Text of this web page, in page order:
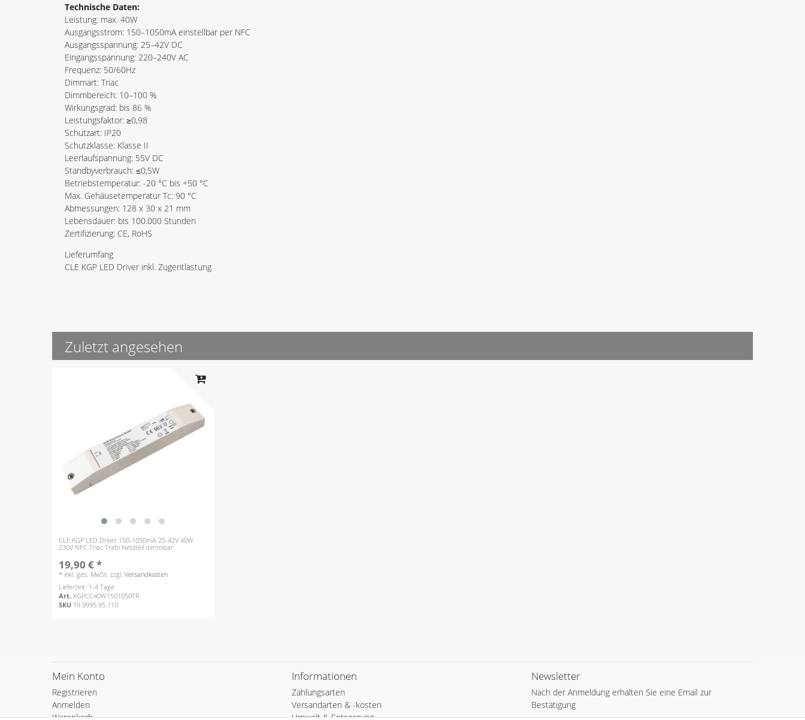
Technische Daten:
Leistung: max. 40W
Ausgangsstrom: 150–1050mA einstellbar per NFC
Ausgangsspannung: 25–42V DC
Eingangsspannung: 220–240V AC
Frequenz: 50/60Hz
Dimmart: Triac
Dimmbereich: 10–100 %
Wirkungsgrad: bis 86 %
Leistungsfaktor: ≥0,98
Schutzart: IP20
Schutzklasse: Klasse II
Leerlaufspannung: 55V DC
Standbyverbrauch: ≤0,5W
Betriebstemperatur: -20 °C bis +50 °C
Max. Gehäusetemperatur Tc: 90 °C
Abmessungen: 128 x 30 x 21 mm
Lebensdauer: bis 100.000 Stunden
Zertifizierung: CE, RoHS
Lieferumfang
CLE KGP LED Driver inkl. Zugentlastung
Zuletzt angesehen
CLE KGP LED Driver 150-1050mA 25-42V 40W
230V NFC Triac Trafo Netzteil dimmbar
19,90 € *
* inkl. ges. MwSt. zzgl.Versandkosten
Lieferzeit: 1-4 Tage
Art. KGPCC40W1501050TR
SKU 19.9995.95.110
Mein Konto
Registrieren
Anmelden
Warenkorb
Informationen
Zahlungsarten
Versandarten & -kosten
Umwelt & Entsorgung
Newsletter
Nach der Anmeldung erhalten Sie eine Email zur
Bestätigung